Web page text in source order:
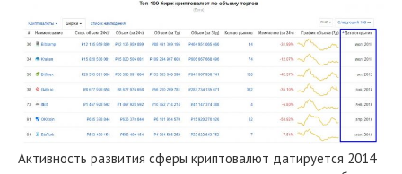
Активность развития сферы криптовалют датируется 2014